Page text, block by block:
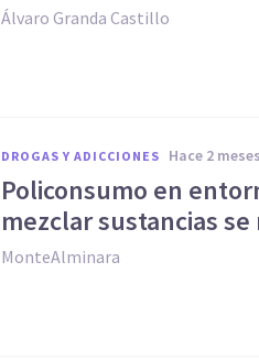
Álvaro Granda Castillo
DROGAS Y ADICCIONES hace 2 meses
Policonsumo en
mezclar sustancias
MonteAlminara